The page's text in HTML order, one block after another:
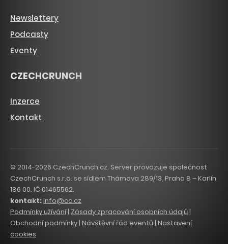
Newslettery
Podcasty
Eventy
CZECHCRUNCH
Inzerce
Kontakt
© 2014-2026 CzechCrunch.cz. Server provozuje společnost
CzechCrunch s.r.o. se sídlem Thámova 289/13, Praha 8 – Karlín,
186 00. IČ 01465562.
kontakt:info@cc.cz
Podmínky užívání| Zásady zpracování osobních údajů|
Obchodní podmínky| Návštěvní řád eventů | Nastavení
cookies